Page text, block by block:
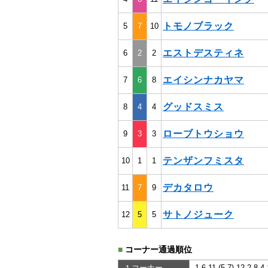
5 7 10 トモノブラック
6 2 2 エストデスティネ
7 6 8 エイシンナカヤマ
8 4 4 グッドスミス
9 3 3 ローブトウショウ
10 1 1 テンザンフミスタ
11 7 9 デカタロウ
12 5 5 サトノジューク
■ コーナー通過順位